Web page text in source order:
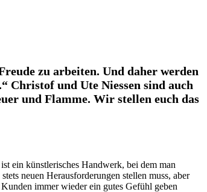
zu arbeiten. Und daher werden
Christof und Ute Niessen sind auch
und Flamme. Wir stellen euch das
ist ein künstlerisches Handwerk, bei dem man
stets neuen Herausforderungen stellen muss, aber
immer wieder ein gutes Gefühl geben